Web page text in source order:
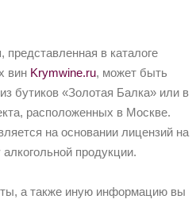
представленная в каталоге
вин Krymwine.ru, может быть
бутиков «Золотая Балка» или в
расположенных в Москве.
на основании лицензий на
продукции.
а также иную информацию вы